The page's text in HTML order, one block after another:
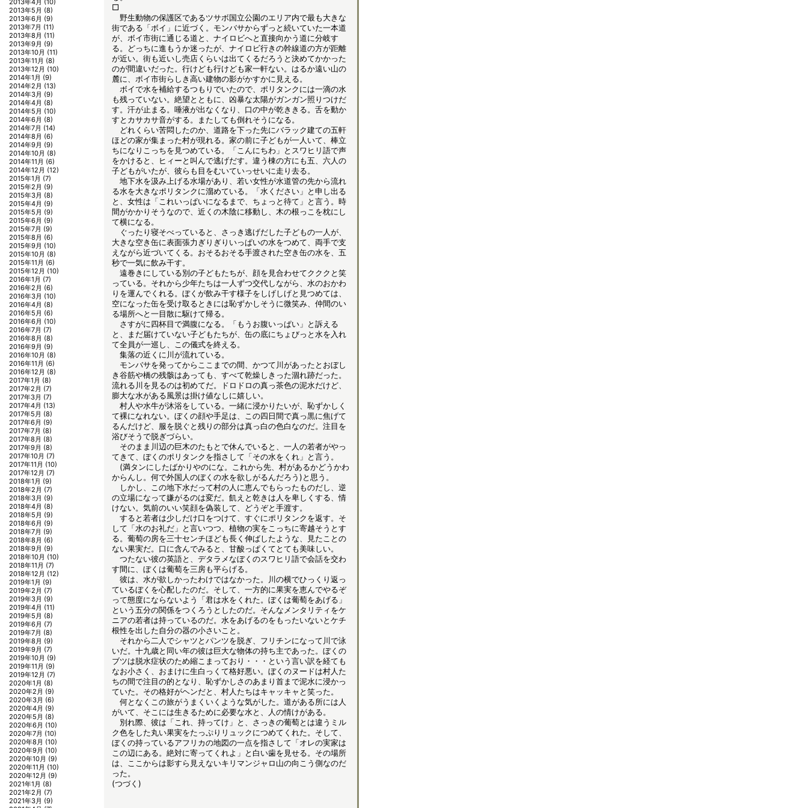
□
野生動物の保護区であるツサボ国立公園のエリア内で最も大きな
街である「ボイ」に近づく。モンバサからずっと続いていた一本道
が、ボイ市街に通じる道と、ナイロビへと直接向かう道に分岐す
る。どっちに進もうか迷ったが、ナイロビ行きの幹線道の方が距離
が近い。街も近いし売店くらいは出てくるだろうと決めてかかった
のが間違いだった。行けども行けども家一軒ない。はるか遠い山の
麓に、ボイ市街らしき高い建物の影がかすかに見える。
ボイで水を補給するつもりでいたので、ポリタンクには一滴の水
も残っていない。絶望とともに、凶暴な太陽がガンガン照りつけだ
す。汗が止まる。唾液が出なくなり、口の中が乾ききる。舌を動か
すとカサカサ音がする。またしても倒れそうになる。
どれくらい苦悶したのか、道路を下った先にバラック建ての五軒
ほどの家が集まった村が現れる。家の前に子どもが一人いて、棒立
ちになりこっちを見つめている。「こんにちわ」とスワヒリ語で声
をかけると、ヒィーと叫んで逃げだす。違う棟の方にも五、六人の
子どもがいたが、彼らも目をむいていっせいに走り去る。
地下水を汲み上げる水場があり、若い女性が水道管の先から流れ
る水を大きなポリタンクに溜めている。「水ください」と申し出る
と、女性は「これいっぱいになるまで、ちょっと待て」と言う。時
間がかかりそうなので、近くの木陰に移動し、木の根っこを枕にし
て横になる。
ぐったり寝そべっていると、さっき逃げだした子どもの一人が、
大きな空き缶に表面張力ぎりぎりいっぱいの水をつめて、両手で支
えながら近づいてくる。おそるおそる手渡された空き缶の水を、五
秒で一気に飲み干す。
遠巻きにしている別の子どもたちが、顔を見合わせてクククと笑
っている。それから少年たちは一人ずつ交代しながら、水のおかわ
りを運んでくれる。ぼくが飲み干す様子をしげしげと見つめては、
空になった缶を受け取るときには恥ずかしそうに微笑み、仲間のい
る場所へと一目散に駆けて帰る。
さすがに四杯目で満腹になる。「もうお腹いっぱい」と訴える
と、まだ届けていない子どもたちが、缶の底にちょびっと水を入れ
て全員が一巡し、この儀式を終える。
集落の近くに川が流れている。
モンバサを発ってからここまでの間、かつて川があったとおぼし
き谷筋や橋の残骸はあっても、すべて乾燥しきった涸れ跡だった。
流れる川を見るのは初めてだ。ドロドロの真っ茶色の泥水だけど、
膨大な水がある風景は掛け値なしに嬉しい。
村人や水牛が沐浴をしている。一緒に浸かりたいが、恥ずかしく
て裸になれない。ぼくの顔や手足は、この四日間で真っ黒に焦げて
るんだけど、服を脱ぐと残りの部分は真っ白の色白なのだ。注目を
浴びそうで脱ぎづらい。
そのまま川辺の巨木のたもとで休んでいると、一人の若者がやっ
てきて、ぼくのポリタンクを指さして「その水をくれ」と言う。
(満タンにしたばかりやのにな。これから先、村があるかどうかわ
からんし。何で外国人のぼくの水を欲しがるんだろう)と思う。
しかし、この地下水だって村の人に恵んでもらったものだし、逆
の立場になって嫌がるのは変だ。飢えと乾きは人を卑しくする、情
けない。気前のいい笑顔を偽装して、どうぞと手渡す。
すると若者は少しだけ口をつけて、すぐにポリタンクを返す。そ
して「水のお礼だ」と言いつつ、植物の実をこっちに寄越そうとす
る。葡萄の房を三十センチほども長く伸ばしたような、見たことの
ない果実だ。口に含んでみると、甘酸っぱくてとても美味しい。
つたない彼の英語と、デタラメなぼくのスワヒリ語で会話を交わ
す間に、ぼくは葡萄を三房も平らげる。
彼は、水が欲しかったわけではなかった。川の横でひっくり返っ
ているぼくを心配したのだ。そして、一方的に果実を恵んでやるぞ
って態度にならないよう「君は水をくれた。ぼくは葡萄をあげる」
という五分の関係をつくろうとしたのだ。そんなメンタリティをケ
ニアの若者は持っているのだ。水をあげるのをもったいないとケチ
根性を出した自分の器の小さいこと。
それから二人でシャツとパンツを脱ぎ、フリチンになって川で泳
いだ。十九歳と同い年の彼は巨大な物体の持ち主であった。ぼくの
ブツは脱水症状のため縮こまっており・・・という言い訳を経ても
なお小さく、おまけに生白っくて格好悪い。ぼくのヌードは村人た
ちの間で注目の的となり、恥ずかしさのあまり首まで泥水に浸かっ
ていた。その格好がヘンだと、村人たちはキャッキャと笑った。
何となくこの旅がうまくいくような気がした。道がある所には人
がいて、そこには生きるために必要な水と、人の情けがある。
別れ際、彼は「これ、持ってけ」と、さっきの葡萄とは違うミル
ク色をした丸い果実をたっぷりリュックにつめてくれた。そして、
ぼくの持っているアフリカの地図の一点を指さして「オレの実家は
この辺にある。絶対に寄ってくれよ」と白い歯を見せる。その場所
は、ここからは影すら見えないキリマンジャロ山の向こう側なのだ
った。
(つづく)
2013年4月 (10)
2013年5月 (8)
2013年6月 (9)
2013年7月 (11)
2013年8月 (11)
2013年9月 (9)
2013年10月 (11)
2013年11月 (8)
2013年12月 (10)
2014年1月 (9)
2014年2月 (13)
2014年3月 (9)
2014年4月 (8)
2014年5月 (10)
2014年6月 (8)
2014年7月 (14)
2014年8月 (6)
2014年9月 (9)
2014年10月 (8)
2014年11月 (6)
2014年12月 (12)
2015年1月 (7)
2015年2月 (9)
2015年3月 (8)
2015年4月 (9)
2015年5月 (9)
2015年6月 (9)
2015年7月 (9)
2015年8月 (6)
2015年9月 (10)
2015年10月 (8)
2015年11月 (6)
2015年12月 (10)
2016年1月 (7)
2016年2月 (6)
2016年3月 (10)
2016年4月 (8)
2016年5月 (6)
2016年6月 (10)
2016年7月 (7)
2016年8月 (8)
2016年9月 (9)
2016年10月 (8)
2016年11月 (6)
2016年12月 (8)
2017年1月 (8)
2017年2月 (7)
2017年3月 (7)
2017年4月 (13)
2017年5月 (8)
2017年6月 (9)
2017年7月 (8)
2017年8月 (8)
2017年9月 (8)
2017年10月 (7)
2017年11月 (10)
2017年12月 (7)
2018年1月 (9)
2018年2月 (7)
2018年3月 (9)
2018年4月 (8)
2018年5月 (9)
2018年6月 (9)
2018年7月 (9)
2018年8月 (6)
2018年9月 (9)
2018年10月 (10)
2018年11月 (7)
2018年12月 (12)
2019年1月 (9)
2019年2月 (7)
2019年3月 (9)
2019年4月 (11)
2019年5月 (8)
2019年6月 (7)
2019年7月 (8)
2019年8月 (9)
2019年9月 (7)
2019年10月 (9)
2019年11月 (9)
2019年12月 (7)
2020年1月 (8)
2020年2月 (9)
2020年3月 (6)
2020年4月 (9)
2020年5月 (8)
2020年6月 (10)
2020年7月 (10)
2020年8月 (10)
2020年9月 (10)
2020年10月 (9)
2020年11月 (10)
2020年12月 (9)
2021年1月 (8)
2021年2月 (7)
2021年3月 (9)